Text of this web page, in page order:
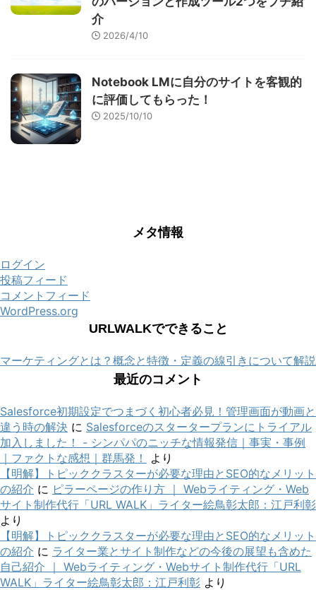
介
2026/4/10
Notebook LMに自分のサイトを客観的
に評価してもらった！
2025/10/10
メタ情報
ログイン
投稿フィード
コメントフィード
WordPress.org
URLWALKでできること
マーケティングとは？概念と特徴・定義の線引きについて解説
最近のコメント
Salesforce初期設定でつまづく初心者必見！管理画面が動画と
違う時の解決 に Salesforceのスタータープランにトライアル
加入しました！ - シンパパのニッチな情報発信｜事実・事例
｜ファクトな感想｜群馬発！
より
【明解】トピッククラスターが必要な理由とSEO的なメリット
の紹介 に ピラーページの作り方 ｜ Webライティング・Web
サイト制作代行「URL WALK」ライター絵鳥彰太郎：江戸利彰
より
【明解】トピッククラスターが必要な理由とSEO的なメリット
の紹介 に ライター業とサイト制作などの今後の展望も含めた
自己紹介 ｜ Webライティング・Webサイト制作代行「URL
WALK」ライター絵鳥彰太郎：江戸利彰 より